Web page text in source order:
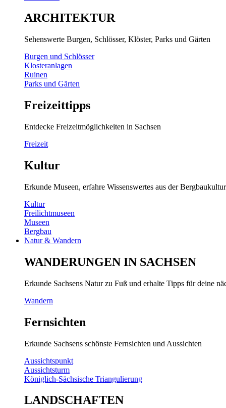
ARCHITEKTUR
Sehenswerte Burgen, Schlösser, Klöster, Parks und Gärten
Burgen und Schlösser
Klosteranlagen
Ruinen
Parks und Gärten
Freizeittipps
Entdecke Freizeitmöglichkeiten in Sachsen
Freizeit
Kultur
Erkunde Museen, erfahre Wissenswertes aus der
Kultur
Freilichtmuseen
Museen
Bergbau
Natur & Wandern
WANDERUNGEN IN SACHSEN
Erkunde Sachsens Natur zu Fuß und erhalte Tipps für deine
Wandern
Fernsichten
Erkunde Sachsens schönste Fernsichten und Aussichten
Aussichtspunkt
Aussichtsturm
Königlich-Sächsische Triangulierung
LANDSCHAFTEN